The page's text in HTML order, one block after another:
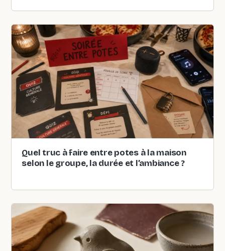
Quel truc à faire entre potes à la maison
selon le groupe, la durée et l’ambiance ?